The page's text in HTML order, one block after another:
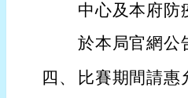
中心及本府防
於本局官網公
四、
比賽期間請